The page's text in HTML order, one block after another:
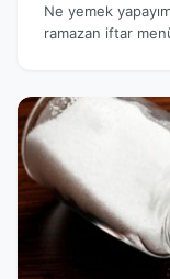
Ne yemek
ramazan iftar